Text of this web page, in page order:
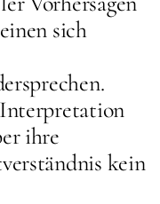
sich
ihre
kein